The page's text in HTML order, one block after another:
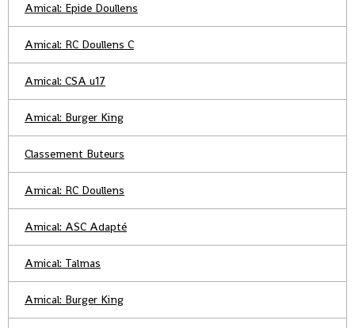
Amical: Epide Doullens
Amical: RC Doullens C
Amical: CSA u17
Amical: Burger King
Classement Buteurs
Amical: RC Doullens
Amical: ASC Adapté
Amical: Talmas
Amical: Burger King